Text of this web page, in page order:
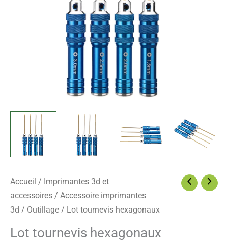
Accueil / Imprimantes 3d et
accessoires / Accessoire imprimantes
3d / Outillage / Lot tournevis hexagonaux
Lot tournevis hexagonaux